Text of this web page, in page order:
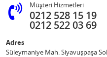
Müşteri Hizmetleri
0212 528 15 19
0212 522 03 69
Adres
Süleymaniye Mah. Siyavuşpaşa